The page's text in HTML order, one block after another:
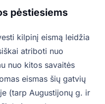
pėstiesiems
kilpinį eismą leidžia
atriboti nuo
nuo kitos savaitės
eismas šių gatvių
(tarp Augustijonų g. ir